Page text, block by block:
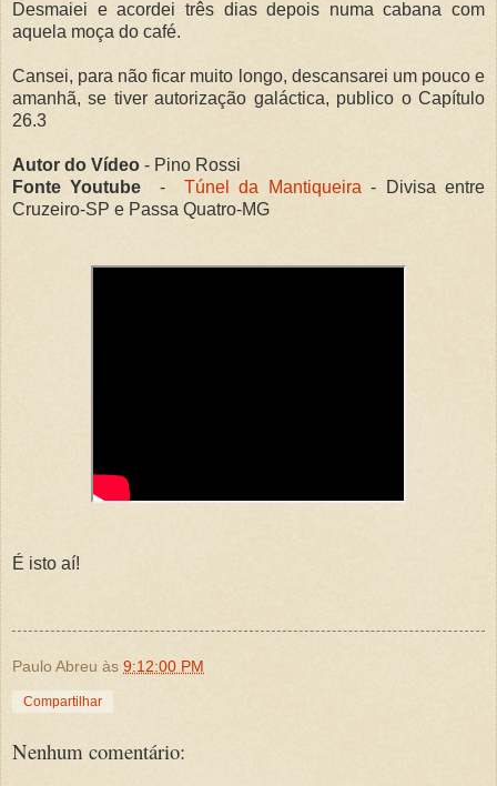
Desmaiei e acordei três dias depois numa cabana com
aquela moça do café.
Cansei, para não ficar muito longo, descansarei um pouco e
amanhã, se tiver autorização galáctica, publico o Capítulo
26.3
Autor do Vídeo - Pino Rossi
Fonte Youtube
-Túnel da Mantiqueira- Divisa entre
Cruzeiro-SP e Passa Quatro-MG
É isto aí!
Paulo Abreu às 9:12:00 PM
Compartilhar
Nenhum comentário: